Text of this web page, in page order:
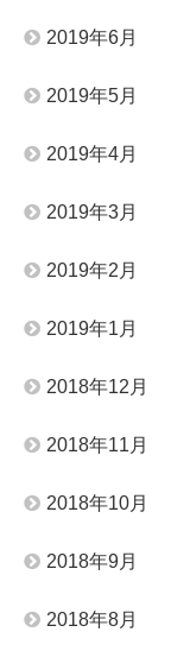
2019年6月
2019年5月
2019年4月
2019年3月
2019年2月
2019年1月
2018年12月
2018年11月
2018年10月
2018年9月
2018年8月